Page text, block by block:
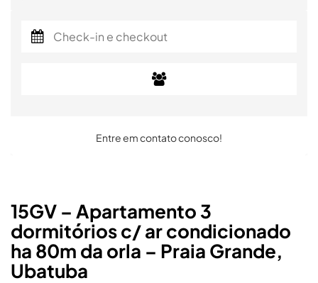
15GV – Apartamento 3
dormitórios c/ ar condicionado
ha 80m da orla – Praia Grande,
Ubatuba
Entre em contato conosco!